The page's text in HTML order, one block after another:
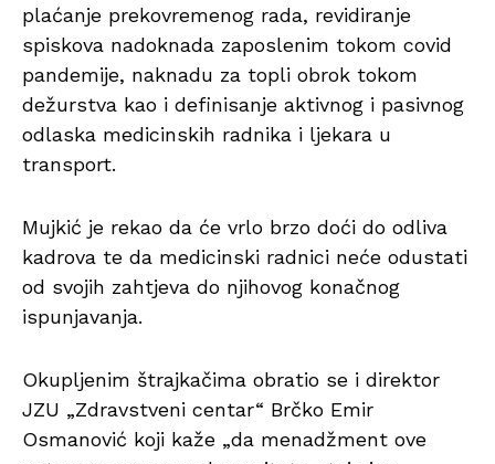
plaćanje prekovremenog rada, revidiranje
spiskova nadoknada zaposlenim tokom covid
pandemije, naknadu za topli obrok tokom
dežurstva kao i definisanje aktivnog i pasivnog
odlaska medicinskih radnika i ljekara u
transport.
Mujkić je rekao da će vrlo brzo doći do odliva
kadrova te da medicinski radnici neće odustati
od svojih zahtjeva do njihovog konačnog
ispunjavanja.
Okupljenim štrajkačima obratio se i direktor
JZU „Zdravstveni centar“ Brčko Emir
Osmanović koji kaže „da menadžment ove